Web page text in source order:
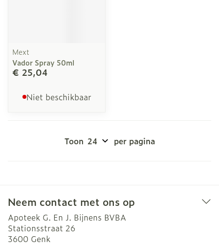
Mext
Vador Spray 50ml
€ 25,04
Niet beschikbaar
Toon per pagina
Neem contact met ons op
Apoteek G. En J. Bijnens BVBA
Stationsstraat 26
3600 Genk